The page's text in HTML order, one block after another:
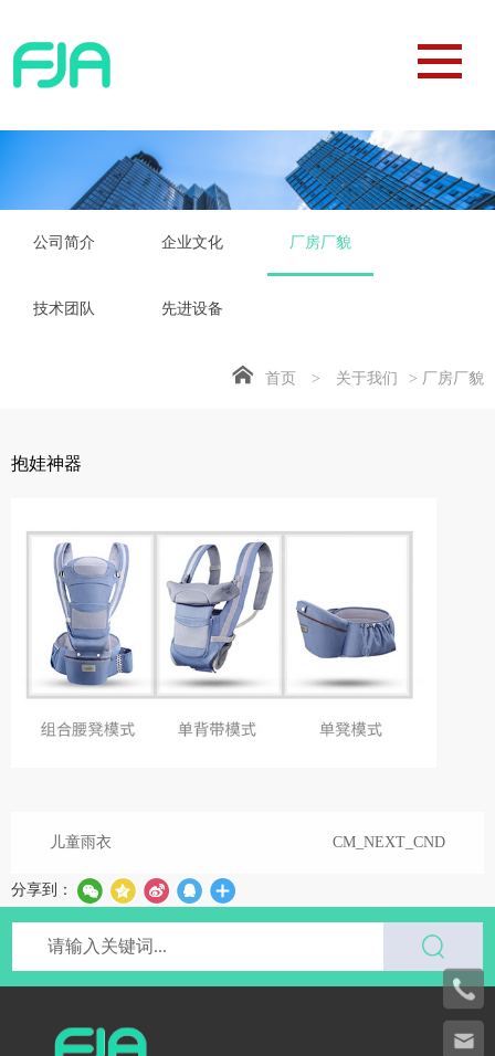
公司简介 企业文化 厂房厂貌
技术团队 先进设备
首页 > 关于我们 > 厂房厂貌
抱娃神器
儿童雨衣 CM_NEXT_CND
分享到：